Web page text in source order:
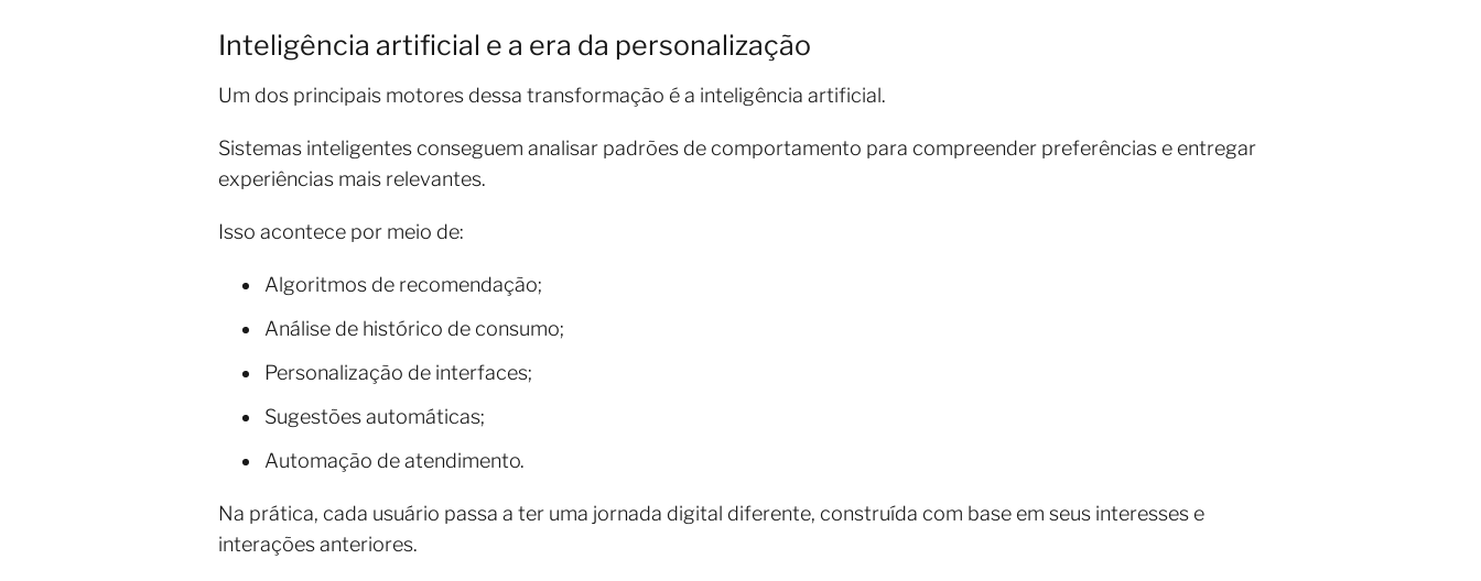
Inteligência artificial e a era da personalização
Um dos principais motores dessa transformação é a inteligência artificial.
Sistemas inteligentes conseguem analisar padrões de comportamento para compreender preferências e entregar
experiências mais relevantes.
Isso acontece por meio de:
Algoritmos de recomendação;
Análise de histórico de consumo;
Personalização de interfaces;
Sugestões automáticas;
Automação de atendimento.
Na prática, cada usuário passa a ter uma jornada digital diferente, construída com base em seus interesses e
interações anteriores.